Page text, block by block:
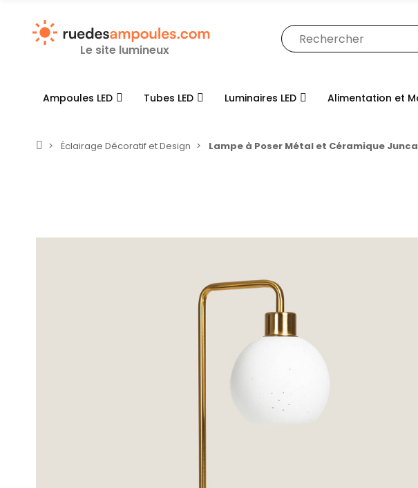
Le site lumineux
Ampoules LED Tubes LED Luminaires LED Alimentation et
Éclairage Décoratif et Design Lampe à Poser Métal et Céramique